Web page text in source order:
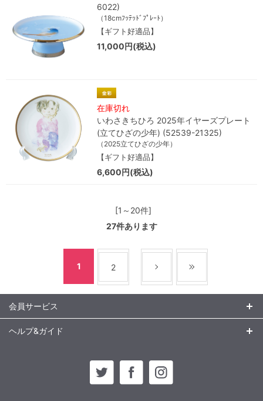
6022)
（18cmﾌｯﾃｯﾄﾞﾌﾟﾚｰﾄ）
【ギフト好適品】
11,000円(税込)
在庫切れ
いわさきちひろ 2025年イヤーズプレート
(立てひざの少年) (52539-21325)
（2025立てひざの少年）
【ギフト好適品】
6,600円(税込)
[1～20件]
27件あります
1 2
会員サービス
ヘルプ&ガイド